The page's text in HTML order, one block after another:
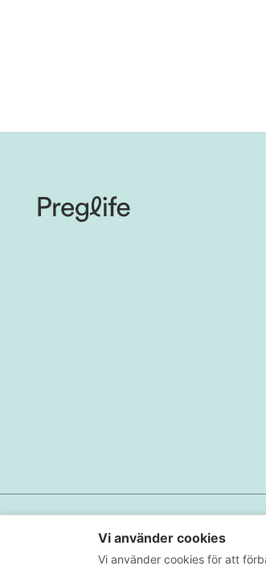
Sekretesspolicy Användarvillkor